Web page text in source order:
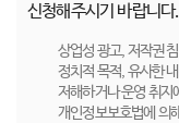
신청해주시기 바랍니다.
상업성 광고, 저작권
정치적 목적, 유사한
저해하거나 운영 취지
개인정보보호법에 의